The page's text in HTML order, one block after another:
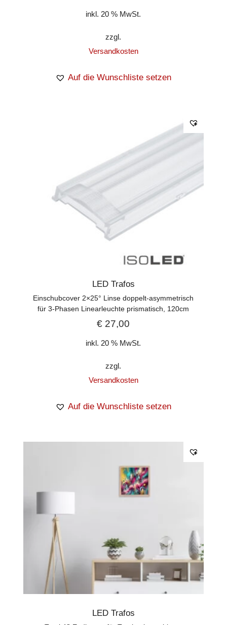
inkl. 20 % MwSt.
zzgl.
Versandkosten
Auf die Wunschliste setzen
LED Trafos
Einschubcover 2×25° Linse doppelt-asymmetrisch
für 3-Phasen Linearleuchte prismatisch, 120cm
€ 27,00
inkl. 20 % MwSt.
zzgl.
Versandkosten
Auf die Wunschliste setzen
LED Trafos